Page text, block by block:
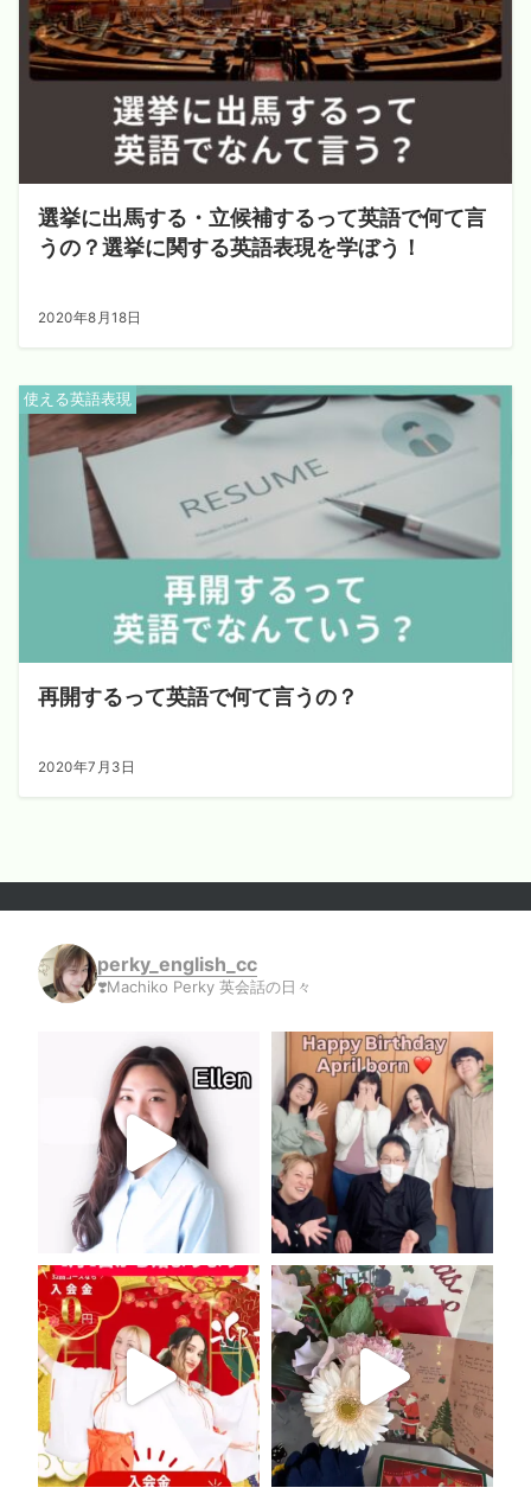
選挙に出馬する・立候補するって英語で何て言
うの？選挙に関する英語表現を学ぼう！
2020年8月18日
使える英語表現
再開するって英語で何て言うの？
2020年7月3日
perky_english_cc
❣️Machiko Perky 英会話の日々